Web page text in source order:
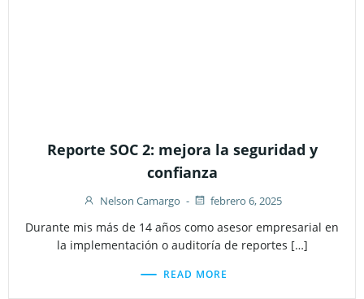
Reporte SOC 2: mejora la seguridad y
confianza
Nelson Camargo - febrero 6, 2025
Durante mis más de 14 años como asesor empresarial en
la implementación o auditoría de reportes […]
READ MORE